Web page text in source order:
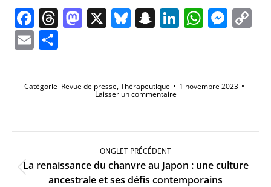
Facebook
Threads
Mastodon
X Bluesky
Snapchat
LinkedIn
Email
Catégorie Revue de presse,Thérapeutique 1 novembre 2023
Laisser un commentaire
Navigation
ONGLET PRÉCÉDENT
Onglet
précédent
La renaissance du chanvre au Japon : une culture
ancestrale et ses défis contemporains